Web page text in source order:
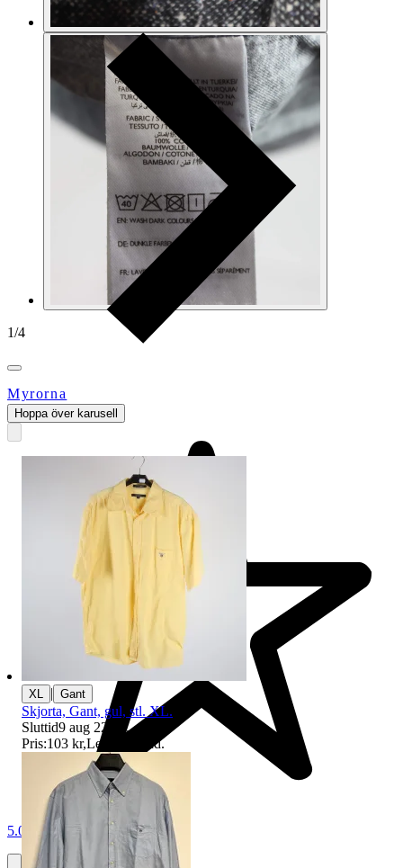
1/4
Myrorna
5.0
Hoppa över karusell
XL | Gant
Skjorta, Gant, gul, stl. XL.
Sluttid9 aug 22:00 .
Pris:103 kr,Ledande bud.